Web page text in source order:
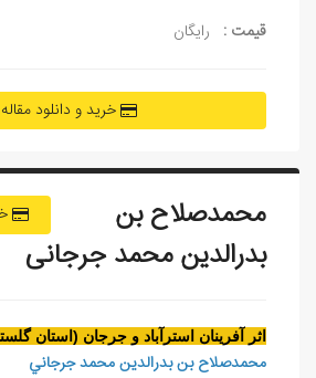
قیمت : رایگان
خرید و دانلود مقاله
محمدصلاح بن
بدرالدین محمد جرجانی
اثر آفرينان استرآباد و جرجان (استان
محمدصلاح بن بدرالدين محمد جرجاني